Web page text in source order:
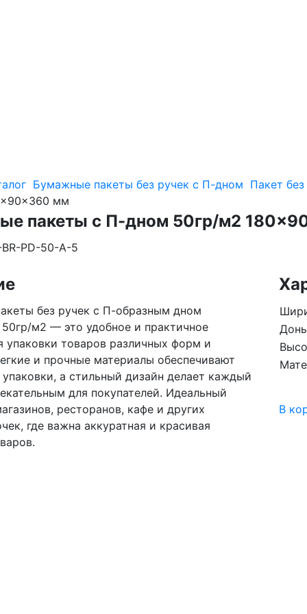
Бумажные пакеты без ручек с П-дном Пакет
мм
пакеты с П-дном 50гр/м2
BR-PD-50-А-5
без ручек с П-образным дном
м2 — это удобное и практичное
упаковки товаров различных форм и
и прочные материалы обеспечивают
а стильный дизайн делает каждый
для покупателей. Идеальный
ресторанов, кафе и других
где важна аккуратная и красивая
В